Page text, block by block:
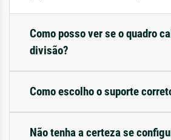
Como posso ver se o quadro
divisão?
Como escolho o suporte
Não tenha a certeza se